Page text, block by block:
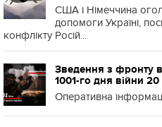
США і Німеччина
допомоги Україні,
конфлікту Росій...
Зведення з фронту
1001-го дня війни
Оперативна